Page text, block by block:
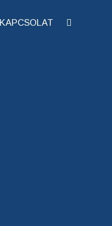
KAPCSOLAT